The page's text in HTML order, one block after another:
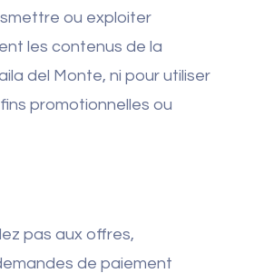
ou exploiter
les contenus de la
del Monte, ni pour utiliser
promotionnelles ou
pas aux offres,
de paiement